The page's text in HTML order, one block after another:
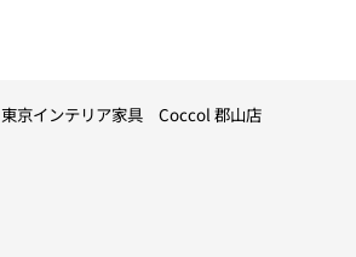
東京インテリア家具 Coccol 郡山店